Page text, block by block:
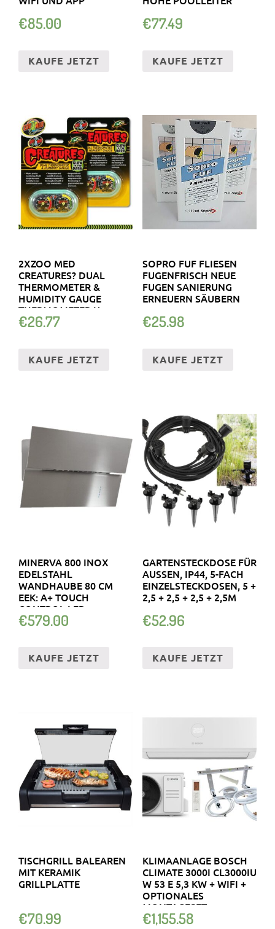
€85.00
KAUFE JETZT
€77.49
KAUFE JETZT
2XZOO MED
CREATURES? DUAL
THERMOMETER &
HUMIDITY GAUGE
THERMOMETER U.
HYGROMETER
€26.77
KAUFE JETZT
SOPRO FUF FLIESEN
FUGENFRISCH NEUE
FUGEN SANIERUNG
ERNEUERN SÄUBERN
€25.98
KAUFE JETZT
MINERVA 800 INOX
EDELSTAHL
WANDHAUBE 80 CM
EEK: A+ TOUCH
CONTROL LED
BELEUCHTUNG
€579.00
KAUFE JETZT
GARTENSTECKDOSE FÜR
AUSSEN, IP44, 5-FACH E
INZELSTECKDOSEN, 5 + 2
,5 + 2,5 + 2,5 + 2,5M
€52.96
KAUFE JETZT
TISCHGRILL BALEAREN
MIT KERAMIK
GRILLPLATTE
€70.99
KLIMAANLAGE BOSCH
CLIMATE 3000I CL3000IU
W 53 E 5,3 KW + WIFI +
OPTIONALES
MONTAGESET
€1,155.58